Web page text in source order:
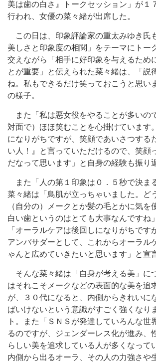
美は歯の白さ』トークセッション」が１
行われ、女優の菜々緒が出席した。
この日は、印象評論家の重太みゆき氏
美しさと印象度の相関」をテーマにトー
交えながら「相手に好印象を与えるため
とが重要」と伝えられた菜々緒は、「説
ね。私もできるだけ笑っておこうと思い
の様子。
また「私は悪女役をやることが多いの
対面で）ほほ笑むことを心掛けています
になりがちですが、笑顔であいさつする
い人！』と言っていただけるので、笑顔
だなって思います」と自身の経験も振り
また「人の第１印象は０．５秒で決ま
菜々緒は「鳥肌が立っちゃいました。ど
（自分の）メークとか髪の毛とかに気を
白い歯というのはとても大事なんですね
「オーラルケアは後回しになりがちです
アンバサダーとして、これからオーラル
ゃんと広めていきたいと思います」と宣
そんな菜々緒は「自身が考える美」に
はそれこそメークなどの表面的な美を追
が、３０代になると、内側からきれいに
ばいけないという意識がすごく強くなり
ト。また「ＳＮＳが発達していろんな世
るのですが、ジェンダーレス化が進み、
らしい美を追求している人が多くなって
内側から出るオーラ、その人の力強さや